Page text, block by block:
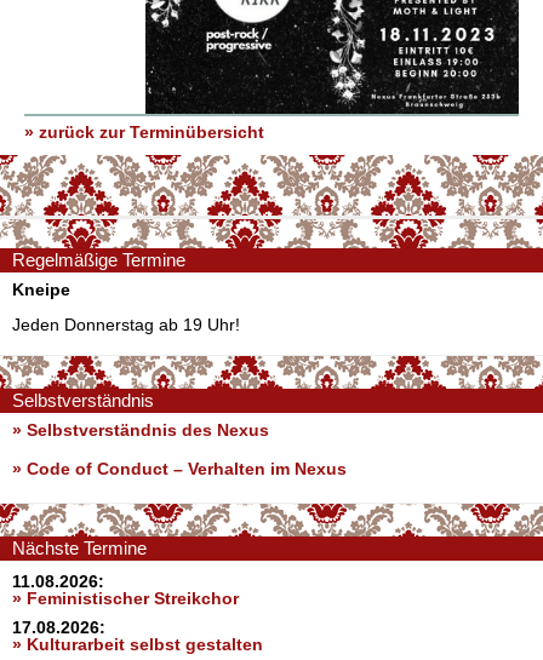
» zurück zur Terminübersicht
Regelmäßige Termine
Kneipe
Jeden Donnerstag ab 19 Uhr!
Selbstverständnis
» Selbstverständnis des Nexus
» Code of Conduct – Verhalten im Nexus
Nächste Termine
11.08.2026:
» Feministischer Streikchor
17.08.2026:
» Kulturarbeit selbst gestalten